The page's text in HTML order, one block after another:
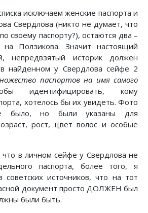
исключаем женские паспорта и
Свердлова (никто не думает, что
своему паспорту?), остаются два –
Ползикова. Значит настоящий
непредвзятый историк должен
найденном у Свердлова сейфе 2
паспортов на имя самого
идентифицировать, кому
хотелось бы их увидеть. Фото
было, но были указаны для
рост, цвет волос и особые
что в личном сейфе у Свердлова не
паспорта, более того, я
советских источников, что на тот
документ просто ДОЛЖЕН был
были быть.